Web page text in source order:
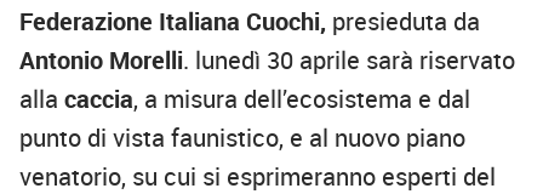
Federazione Italiana Cuochi, presieduta da
Antonio Morelli. lunedì 30 aprile sarà riservato
alla caccia, a misura dell’ecosistema e dal
punto di vista faunistico, e al nuovo piano
venatorio, su cui si esprimeranno esperti del